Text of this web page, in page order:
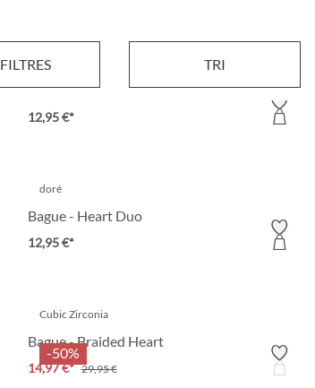
FILTRES TRI
Cubic Zirconia
Bague - Red Heart
12,95 €*
doré
Bague - Heart Duo
12,95 €*
-50%
Cubic Zirconia
Bague - Braided Heart
14,97 €* 29,95 €